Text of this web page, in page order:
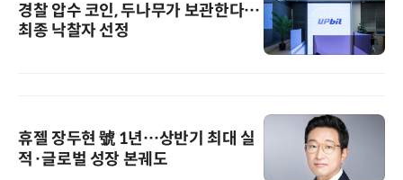
경찰 압수 코인, 두나무가 보관한다…
최종 낙찰자 선정
휴젤 장두현 號 1년…상반기 최대 실
적·글로벌 성장 본궤도